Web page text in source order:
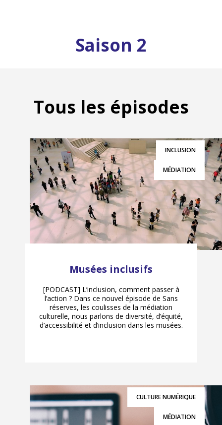
Saison 2
Tous les épisodes
INCLUSION
MÉDIATION
Musées inclusifs
[PODCAST] L’inclusion, comment passer à
l’action ? Dans ce nouvel épisode de Sans
réserves, les coulisses de la médiation
culturelle, nous parlons de diversité, d’équité,
d’accessibilité et d’inclusion dans les musées.
CULTURE NUMÉRIQUE
MÉDIATION